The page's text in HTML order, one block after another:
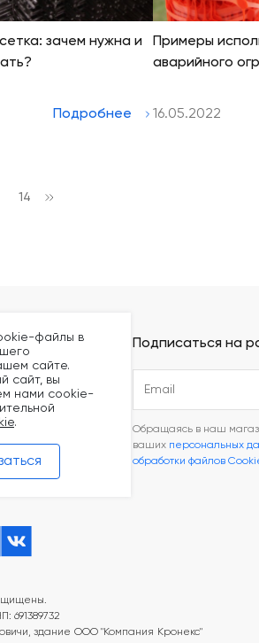
зачем нужна и
Подробнее
Примеры
аварийного
16.05.2022
14
749-20-73
company.by
8:30 - 17:15
выходной
Подписаться на
Обращаясь в наш
ваших персональных
обработки файлов
691389732
здание ООО "Компания Кронекс"
файлы в
сайте.
сайт, вы
нами cookie-
.